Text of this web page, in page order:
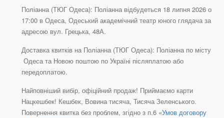
Поліанна (ТЮГ Одеса): Поліанна відбудеться 18 липня 2026 о
17:00 в Одеса, Одеський академічний театр юного глядача за
адресою вул. Грецька, 48А.
Доставка квитків на Поліанна (ТЮГ Одеса): Поліанна по місту
Одеса та Новою поштою по Україні післяплатою або
передоплатою.
Найповніший вибір, офіційний продаж! Приймаємо карти
Нацкешбек! Кешбек, Вовина тисяча, Тисяча Зеленського.
Повернення квитка без проблем, згідно з п.6 «Умов договору